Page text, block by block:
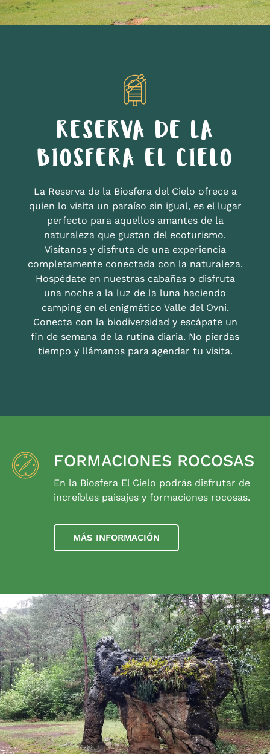
RESERVA DE LA
BIOSFERA EL CIELO
La Reserva de la Biosfera del Cielo ofrece a
quien lo visita un paraíso sin igual, es el lugar
perfecto para aquellos amantes de la
naturaleza que gustan del ecoturismo.
Visítanos y disfruta de una experiencia
completamente conectada con la naturaleza.
Hospédate en nuestras cabañas o disfruta
una noche a la luz de la luna haciendo
camping en el enigmático Valle del Ovni.
Conecta con la biodiversidad y escápate un
fin de semana de la rutina diaria. No pierdas
tiempo y llámanos para agendar tu visita.
FORMACIONES ROCOSAS
En la Biosfera El Cielo podrás disfrutar de
increíbles paisajes y formaciones rocosas.
MÁS INFORMACIÓN